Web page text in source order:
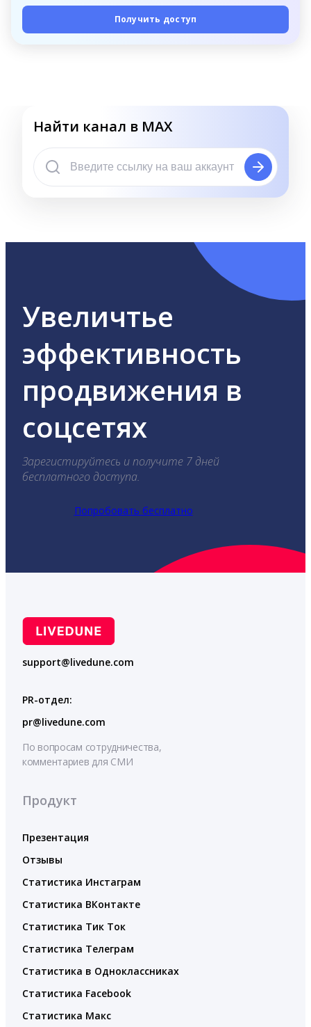
Получить доступ
Найти канал в MAX
Увеличтье
эффективность
продвижения в
соцсетях
Зарегистируйтесь и получите 7 дней
бесплатного доступа.
Попробовать бесплатно
support@livedune.com
PR-отдел:
pr@livedune.com
По вопросам сотрудничества,
комментариев для СМИ
Продукт
Презентация
Отзывы
Статистика Инстаграм
Статистика ВКонтакте
Статистика Тик Ток
Статистика Телеграм
Статистика в Одноклассниках
Статистика Facebook
Статистика Макс